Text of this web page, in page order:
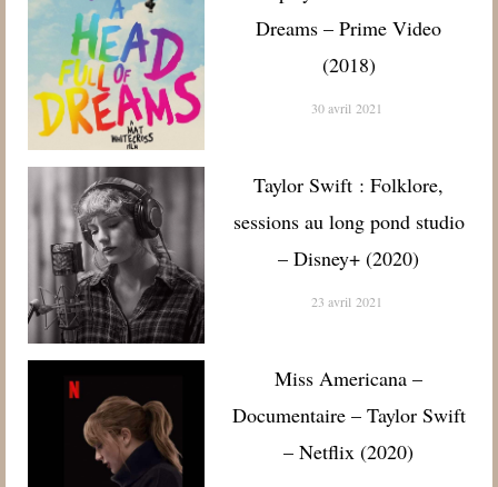
Dreams – Prime Video
(2018)
30 avril 2021
Taylor Swift : Folklore,
sessions au long pond studio
– Disney+ (2020)
23 avril 2021
Miss Americana –
Documentaire – Taylor Swift
– Netflix (2020)